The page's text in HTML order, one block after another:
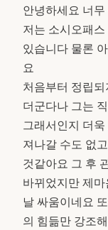
안녕하세요 너
저는 소시오패스
있습니다 물론
요
처음부터 정립
더군다나 그는
그래서인지 더
져나갈 수도 없
것같아요 그 후
바뀌었지만 제
날 싸움이네요
의 힘듦만 강조